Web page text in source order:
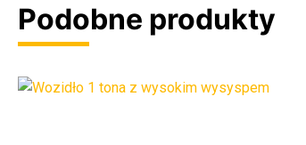
Podobne produkty